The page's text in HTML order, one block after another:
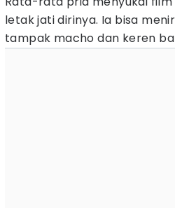
letak jati dirinya. Ia bisa
tampak macho dan keren